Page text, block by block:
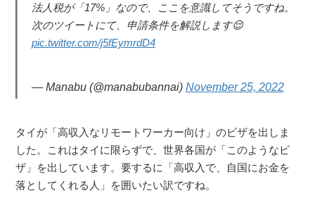
法人税が「17%」なので、ここを意識してそうですね。
次のツイートにて、申請条件を解説します😌
pic.twitter.com/j5fEymrdD4
— Manabu (@manabubannai) November 25, 2022
タイが「高収入なリモートワーカー向け」のビザを出しま
した。これはタイに限らずで、世界各国が「このようなビ
ザ」を出しています。要するに「高収入で、自国にお金を
落としてくれる人」を囲いたい訳ですね。